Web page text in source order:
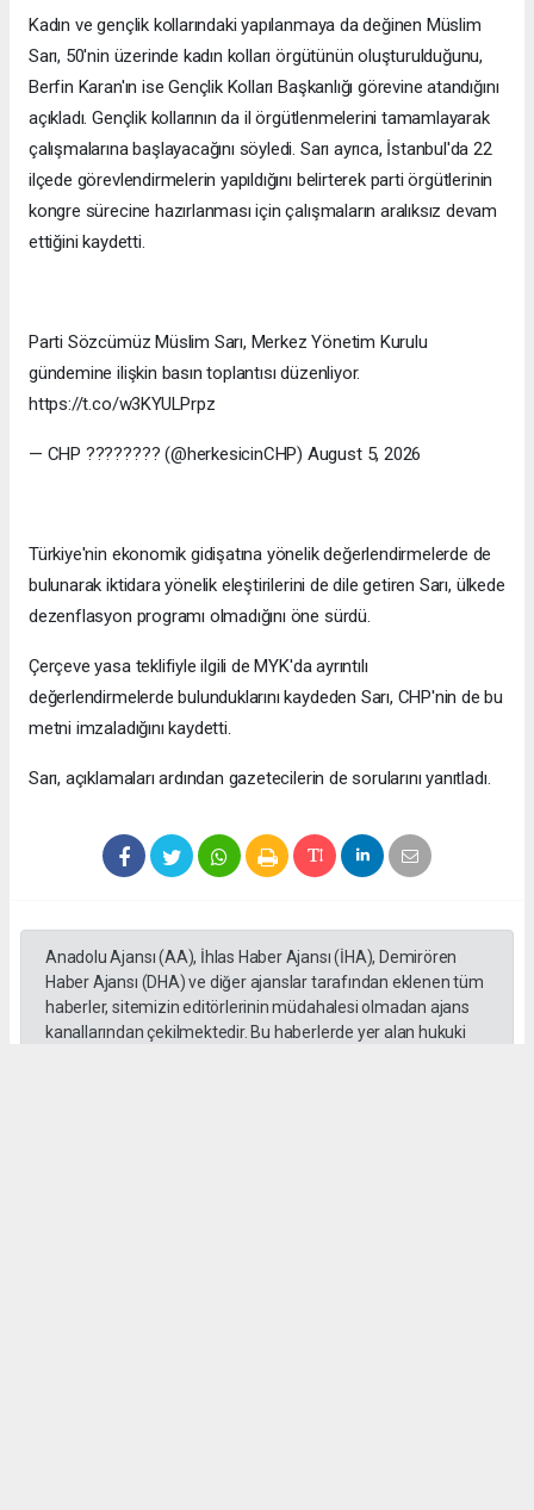
Kadın ve gençlik kollarındaki yapılanmaya da değinen Müslim
Sarı, 50'nin üzerinde kadın kolları örgütünün oluşturulduğunu,
Berfin Karan'ın ise Gençlik Kolları Başkanlığı görevine atandığını
açıkladı. Gençlik kollarının da il örgütlenmelerini tamamlayarak
çalışmalarına başlayacağını söyledi. Sarı ayrıca, İstanbul'da 22
ilçede görevlendirmelerin yapıldığını belirterek parti örgütlerinin
kongre sürecine hazırlanması için çalışmaların aralıksız devam
ettiğini kaydetti.
Parti Sözcümüz Müslim Sarı, Merkez Yönetim Kurulu
gündemine ilişkin basın toplantısı düzenliyor.
https://t.co/w3KYULPrpz
— CHP ???????? (@herkesicinCHP) August 5, 2026
Türkiye'nin ekonomik gidişatına yönelik değerlendirmelerde de
bulunarak iktidara yönelik eleştirilerini de dile getiren Sarı, ülkede
dezenflasyon programı olmadığını öne sürdü.
Çerçeve yasa teklifiyle ilgili de MYK'da ayrıntılı
değerlendirmelerde bulunduklarını kaydeden Sarı, CHP'nin de bu
metni imzaladığını kaydetti.
Sarı, açıklamaları ardından gazetecilerin de sorularını yanıtladı.
Anadolu Ajansı (AA), İhlas Haber Ajansı (İHA), Demirören
Haber Ajansı (DHA) ve diğer ajanslar tarafından eklenen tüm
haberler, sitemizin editörlerinin müdahalesi olmadan ajans
kanallarından çekilmektedir. Bu haberlerde yer alan hukuki